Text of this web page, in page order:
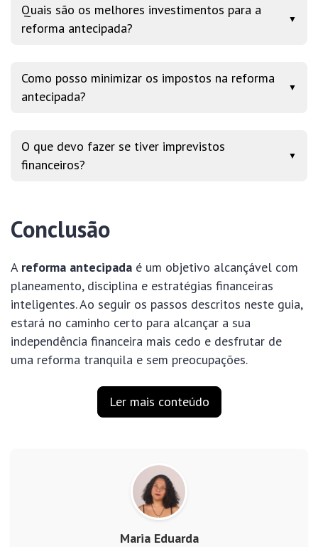
Quais são os melhores investimentos para a
reforma antecipada?
▼
Como posso minimizar os impostos na reforma
antecipada?
▼
O que devo fazer se tiver imprevistos
financeiros?
▼
Conclusão
A reforma antecipada é um objetivo alcançável com
planeamento, disciplina e estratégias financeiras
inteligentes. Ao seguir os passos descritos neste guia,
estará no caminho certo para alcançar a sua
independência financeira mais cedo e desfrutar de
uma reforma tranquila e sem preocupações.
Ler mais conteúdo
Maria Eduarda